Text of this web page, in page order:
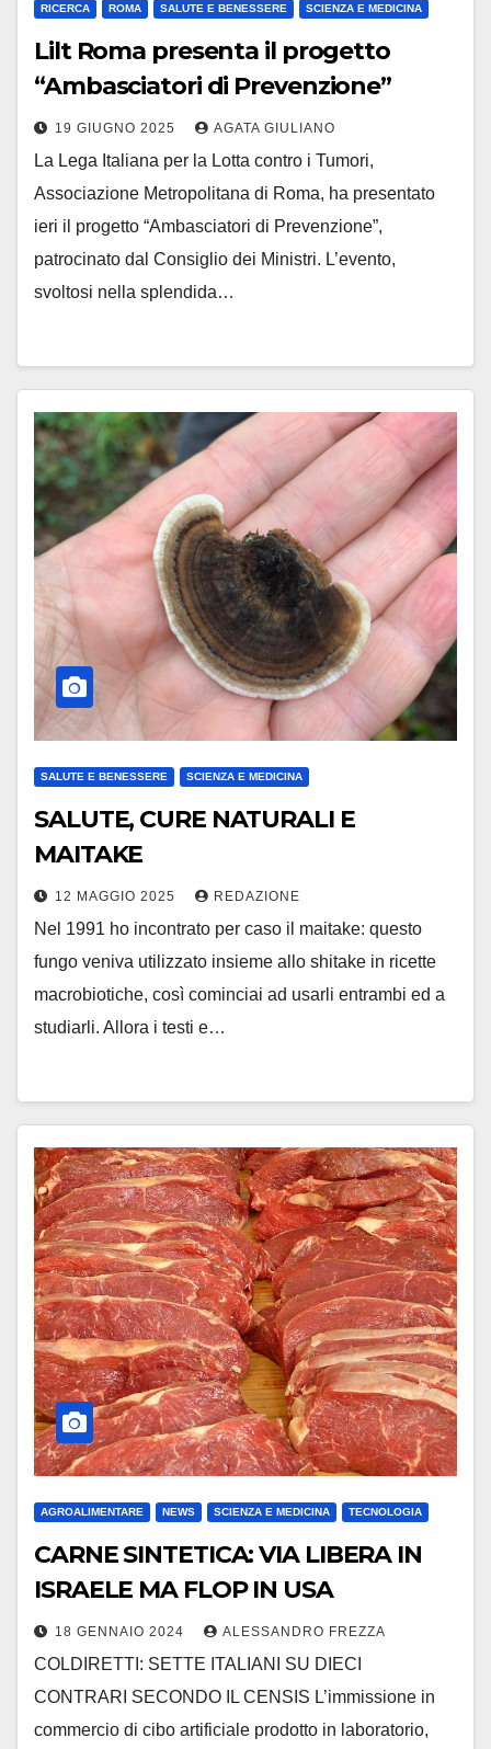
RICERCA ROMA SALUTE E BENESSERE SCIENZA E MEDICINA
Lilt Roma presenta il progetto
“Ambasciatori di Prevenzione”
19 GIUGNO 2025 AGATA GIULIANO
La Lega Italiana per la Lotta contro i Tumori,
Associazione Metropolitana di Roma, ha presentato
ieri il progetto “Ambasciatori di Prevenzione”,
patrocinato dal Consiglio dei Ministri. L’evento,
svoltosi nella splendida…
SALUTE E BENESSERE SCIENZA E MEDICINA
SALUTE, CURE NATURALI E
MAITAKE
12 MAGGIO 2025 REDAZIONE
Nel 1991 ho incontrato per caso il maitake: questo
fungo veniva utilizzato insieme allo shitake in ricette
macrobiotiche, così cominciai ad usarli entrambi ed a
studiarli. Allora i testi e…
AGROALIMENTARE NEWS SCIENZA E MEDICINA TECNOLOGIA
CARNE SINTETICA: VIA LIBERA IN
ISRAELE MA FLOP IN USA
18 GENNAIO 2024 ALESSANDRO FREZZA
COLDIRETTI: SETTE ITALIANI SU DIECI
CONTRARI SECONDO IL CENSIS L’immissione in
commercio di cibo artificiale prodotto in laboratorio,